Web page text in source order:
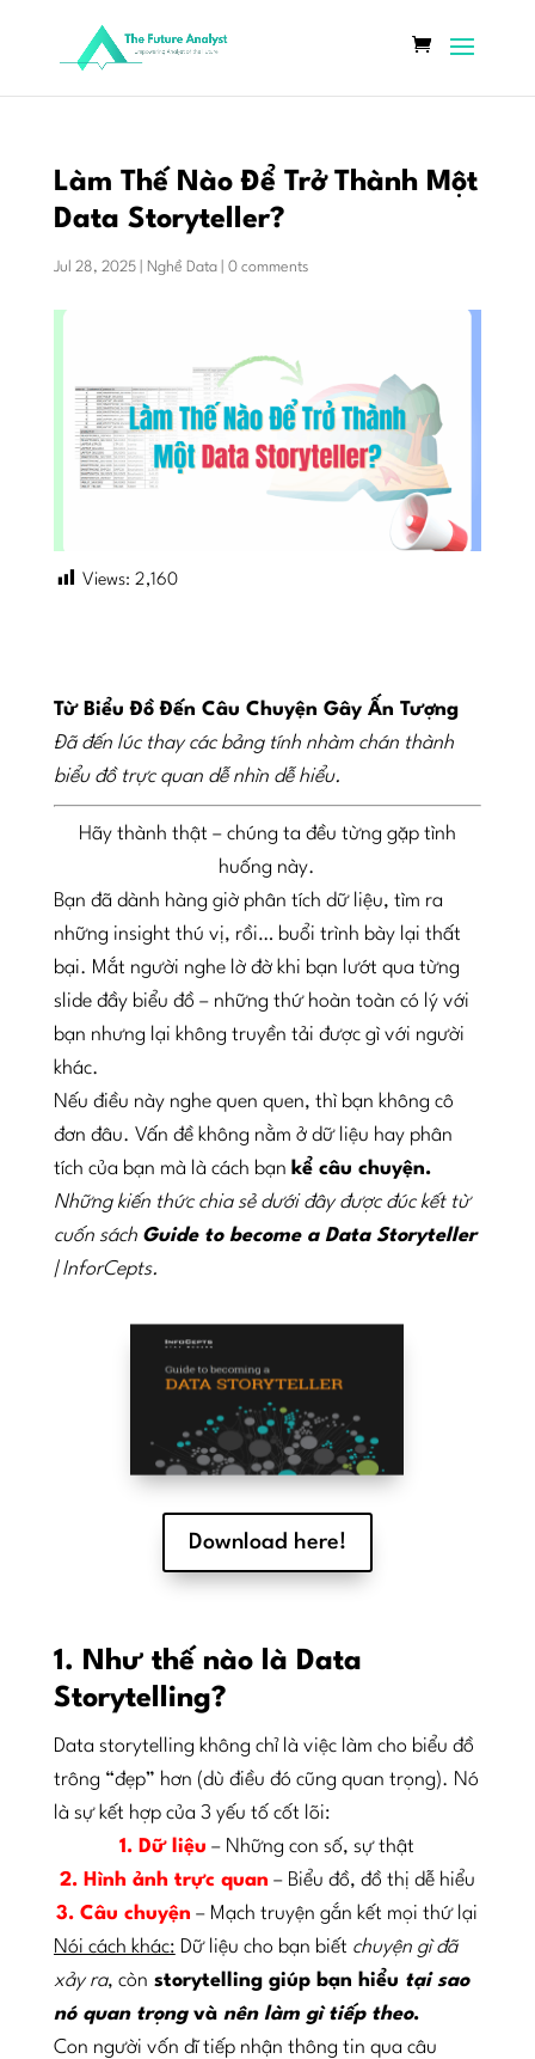
Làm Thế Nào Để Trở Thành Một
Data Storyteller?
Jul 28, 2025| Nghề Data| 0 comments
Views: 2,160
Từ Biểu Đồ Đến Câu Chuyện Gây Ấn Tượng
Đã đến lúc thay các bảng tính nhàm chán thành
biểu đồ trực quan dễ nhìn dễ hiểu.
Hãy thành thật – chúng ta đều từng gặp tình
huống này.
Bạn đã dành hàng giờ phân tích dữ liệu, tìm ra
những insight thú vị, rồi… buổi trình bày lại thất
bại. Mắt người nghe lờ đờ khi bạn lướt qua từng
slide đầy biểu đồ – những thứ hoàn toàn có lý với
bạn nhưng lại không truyền tải được gì với người
khác.
Nếu điều này nghe quen quen, thì bạn không cô
đơn đâu. Vấn đề không nằm ở dữ liệu hay phân
tích của bạn mà là cách bạn kể câu chuyện.
Những kiến thức chia sẻ dưới đây được đúc kết từ
cuốn sách Guide to become a Data Storyteller
| InforCepts.
Download here!
1. Như thế nào là Data
Storytelling?
Data storytelling không chỉ là việc làm cho biểu đồ
trông “đẹp” hơn (dù điều đó cũng quan trọng). Nó
là sự kết hợp của 3 yếu tố cốt lõi:
1. Dữ liệu – Những con số, sự thật
2. Hình ảnh trực quan – Biểu đồ, đồ thị dễ hiểu
3. Câu chuyện – Mạch truyện gắn kết mọi thứ lại
Nói cách khác: Dữ liệu cho bạn biết chuyện gì đã
xảy ra, còn storytelling giúp bạn hiểu tại sao
nó quan trọngvà nên làm gì tiếp theo.
Con người vốn dĩ tiếp nhận thông tin qua câu